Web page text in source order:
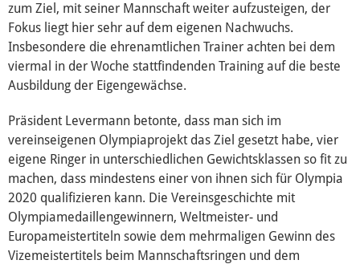
zum Ziel, mit seiner Mannschaft weiter aufzusteigen, der
Fokus liegt hier sehr auf dem eigenen Nachwuchs.
Insbesondere die ehrenamtlichen Trainer achten bei dem
viermal in der Woche stattfindenden Training auf die beste
Ausbildung der Eigengewächse.
Präsident Levermann betonte, dass man sich im
vereinseigenen Olympiaprojekt das Ziel gesetzt habe, vier
eigene Ringer in unterschiedlichen Gewichtsklassen so fit zu
machen, dass mindestens einer von ihnen sich für Olympia
2020 qualifizieren kann. Die Vereinsgeschichte mit
Olympiamedaillengewinnern, Weltmeister- und
Europameistertiteln sowie dem mehrmaligen Gewinn des
Vizemeistertitels beim Mannschaftsringen und dem